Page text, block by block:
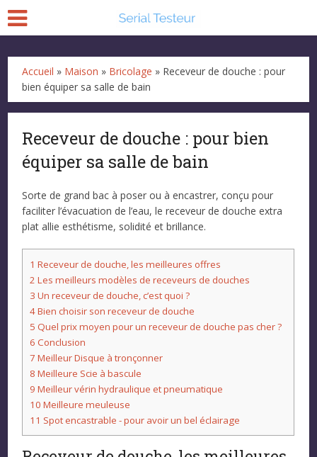
Accueil » Maison » Bricolage » Receveur de douche : pour
bien équiper sa salle de bain
Receveur de douche : pour bien
équiper sa salle de bain
Sorte de grand bac à poser ou à encastrer, conçu pour
faciliter l’évacuation de l’eau, le receveur de douche extra
plat allie esthétisme, solidité et brillance.
1 Receveur de douche, les meilleures offres
2 Les meilleurs modèles de receveurs de douches
3 Un receveur de douche, c’est quoi ?
4Bien choisir son receveur de douche
5 Quel prix moyen pour un receveur de douche pas cher ?
6 Conclusion
7 Meilleur Disque à tronçonner
8 Meilleure Scie à bascule
9 Meilleur vérin hydraulique et pneumatique
10 Meilleure meuleuse
11 Spot encastrable - pour avoir un bel éclairage